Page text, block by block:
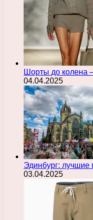
Шорты до колена
04.04.2025
Эдинбург: лучшие
03.04.2025